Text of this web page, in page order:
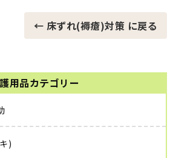
用品カテゴリー
)
← 床ずれ(褥瘡)対策 に戻る